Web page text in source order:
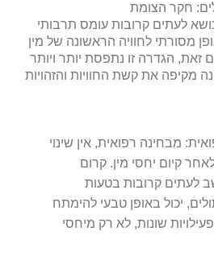
חקר הצומת
לעתים קרובות עומס תרבותי
מסורתי לחוויה הראשונה של מין
זאת, הגדרה זו נתפסת יותר ויותר
מקיפה את קשת החוויות והזהויות
מבחינה רפואית, אין שינוי
קיום יחסי מין. קרום
לעתים קרובות בטעות
יכול באופן טבעי להימתח
שונות, לא רק מיחסי